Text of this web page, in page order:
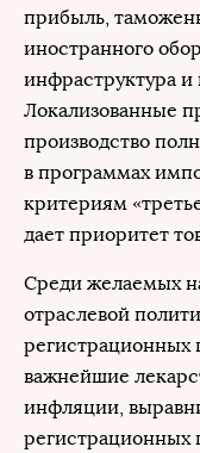
прибыль,
иностранного
инфраструктура
Локализованные
производство
в программах
критериям
дает приоритет
Среди желаемых
отраслевой
регистрационных
важнейшие
инфляции,
регистрационных